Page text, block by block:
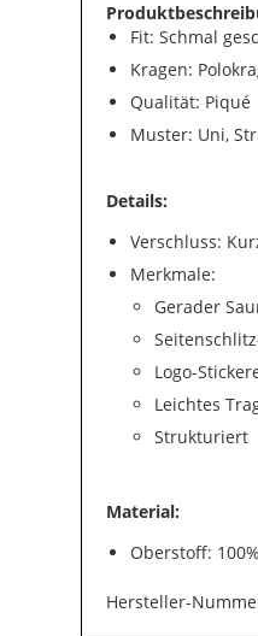
Fit: Schmal
Kragen:
Qualität: Piqué
Muster: Uni,
Details:
Verschluss:
Merkmale:
Gerader
Logo-
Leichtes
Strukturiert
Material:
Oberstoff:
Hersteller-